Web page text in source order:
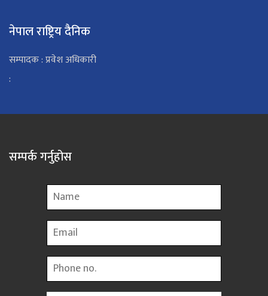
नेपाल राष्ट्रिय दैनिक
सम्पादक : प्रवेश अधिकारी
:
सम्पर्क गर्नुहोस
Name
Email
Phone